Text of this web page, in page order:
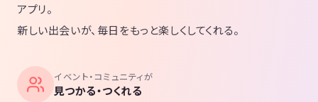
この時に職場で北海道から引っ越してきた人と仲良くなり、休み日はモ
ーターサイクルでツーリングしたり、茨城県のおさかな市場や群馬の赤
ました。
当時は仕事は過酷だったけど、仲間がいたから楽しかった。
アプリ。
新しい出会いが、毎日をもっと楽しくしてくれる。
イベント・コミュニティが
見つかる・つくれる